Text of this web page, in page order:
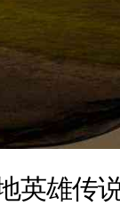
英雄传